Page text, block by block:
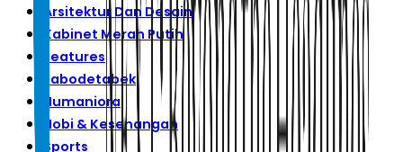
Arsitektur Dan Desain
Kabinet Merah Putih
Features
Jabodetabek
Humaniora
Hobi & Kesenangan
Sports